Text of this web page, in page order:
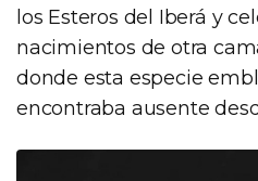
los Esteros del Iberá y
nacimientos de otra
donde esta especie
encontraba ausente